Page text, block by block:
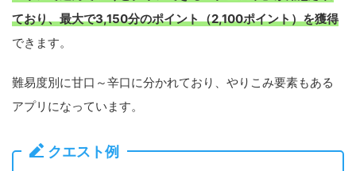
ており、最大で3,150分のポイント（2,100ポイント）を獲得
できます。
難易度別に甘口～辛口に分かれており、やりこみ要素もある
アプリになっています。
クエスト例